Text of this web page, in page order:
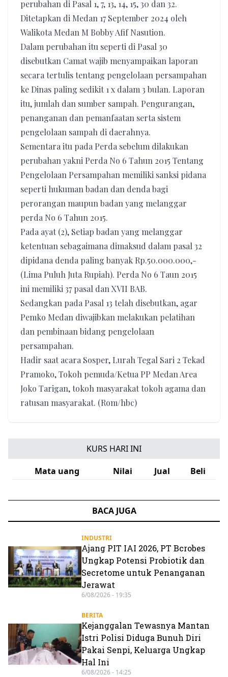
perubahan di Pasal 1, 7, 13, 14, 15, 30 dan 32.
Ditetapkan di Medan 17 September 2024 oleh
Walikota Medan M Bobby Afif Nasution.
Dalam perubahan itu seperti di Pasal 30
disebutkan Camat wajib menyampaikan laporan
secara tertulis tentang pengelolaan persampahan
ke Dinas paling sedikit 1 x dalam 3 bulan. Laporan
itu, jumlah dan sumber sampah. Pengurangan,
penanganan dan pemanfaatan serta sistem
pengelolaan sampah di daerahnya.
Sementara itu pada Perda sebelum dilakukan
perubahan yakni Perda No 6 Tahun 2015 Tentang
Pengelolaan Persampahan memiliki sanksi pidana
seperti hukuman badan dan denda bagi
perorangan maupun badan yang melanggar
perda No 6 Tahun 2015.
Pada ayat (2), Setiap badan yang melanggar
ketentuan sebagaimana dimaksud dalam pasal 32
dipidana denda paling banyak Rp.50.000.000,-
(Lima Puluh Juta Rupiah). Perda No 6 Taun 2015
ini memiliki 37 pasal dan XVII BAB.
Sedangkan pada Pasal 13 telah disebutkan, agar
Pemko Medan diwajibkan melakukan pelatihan
dan pembinaan bidang pengelolaan
persampahan.
Hadir saat acara Sosper, Lurah Tegal Sari 2 Tekad
Pramoko, Tokoh pemuda/Ketua PP Medan Area
Joko Tarigan, tokoh masyarakat tokoh agama dan
ratusan masyarakat. (Rom/hbc)
KURS HARI INI
Mata uang
Nilai Jual Beli
BACA JUGA
INDUSTRI
Ajang PIT IAI 2026, PT Bcrobes
Ungkap Potensi Probiotik dan
Secretome untuk Penanganan
Jerawat
6/08/2026 - 19:35
BERITA
Kejanggalan Tewasnya Mantan
Istri Polisi Diduga Bunuh Diri
Pakai Senpi, Keluarga Ungkap
Hal Ini
6/08/2026 - 14:25